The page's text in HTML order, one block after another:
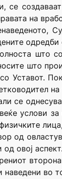
се
на
одредби
што
што
Уставот.
се
услови
од
од овој
во